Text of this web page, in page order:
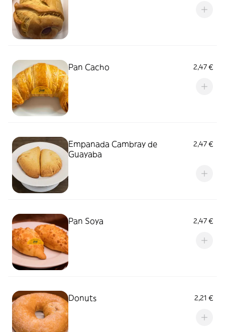
Pan Cacho 2,47 €
Empanada Cambray de
Guayaba
2,47 €
Pan Soya 2,47 €
Donuts 2,21 €